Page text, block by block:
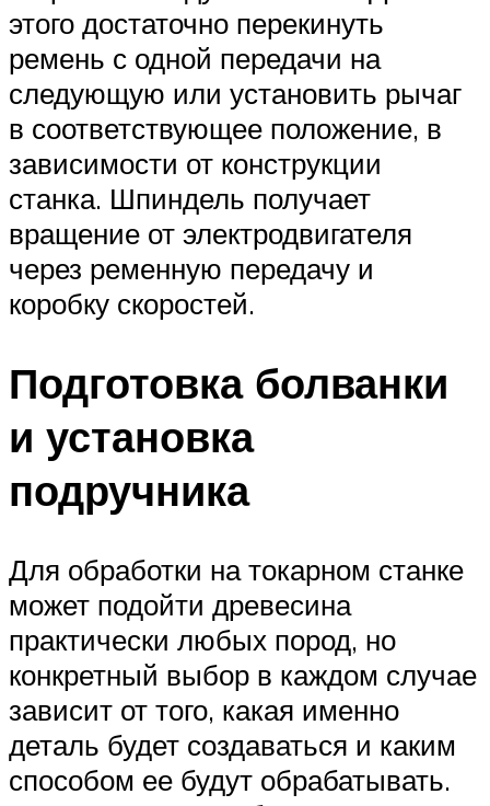
этого достаточно перекинуть
ремень с одной передачи на
следующую или установить рычаг
в соответствующее положение, в
зависимости от конструкции
станка. Шпиндель получает
вращение от электродвигателя
через ременную передачу и
коробку скоростей.
Подготовка болванки
и установка
подручника
Для обработки на токарном станке
может подойти древесина
практически любых пород, но
конкретный выбор в каждом случае
зависит от того, какая именно
деталь будет создаваться и каким
способом ее будут обрабатывать.